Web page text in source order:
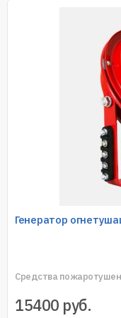
Генератор
Средства
15400 руб.